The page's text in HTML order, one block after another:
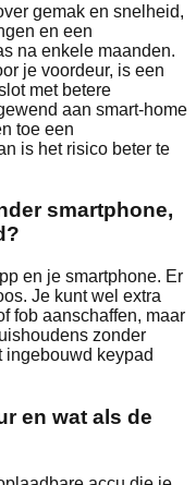
gemak en snelheid,
en een
na enkele maanden.
je voordeur, is een
met betere
aan smart‑home
toe een
is het risico beter te
smartphone,
en je smartphone. Er
Je kunt wel extra
fob aanschaffen, maar
zonder
ingebouwd keypad
en wat als de